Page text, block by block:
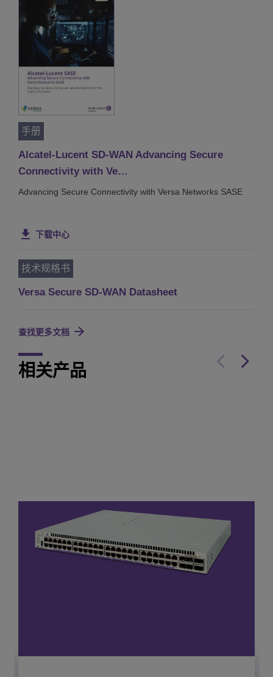
手册
Alcatel-Lucent SD-WAN Advancing Secure
Connectivity with Ve…
Advancing Secure Connectivity with Versa Networks SASE
下载中心
技术规格书
Versa Secure SD-WAN Datasheet
查找更多文档
相关产品